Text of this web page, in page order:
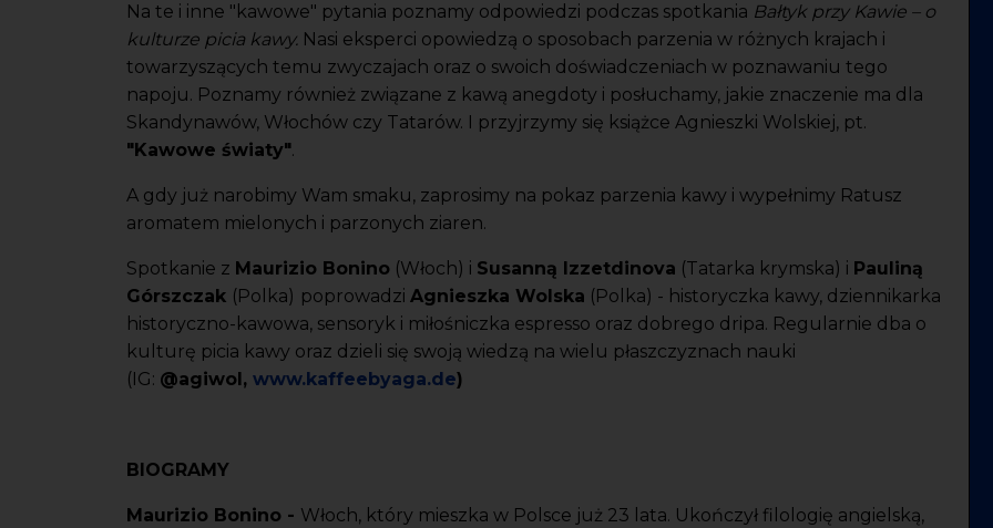
Na te i inne "kawowe" pytania poznamy odpowiedzi podczas spotkania Bałtyk przy Kawie – o
kulturze picia kawy. Nasi eksperci opowiedzą o sposobach parzenia w różnych krajach i
towarzyszących temu zwyczajach oraz o swoich doświadczeniach w poznawaniu tego
napoju. Poznamy również związane z kawą anegdoty i posłuchamy, jakie znaczenie ma dla
Skandynawów, Włochów czy Tatarów. I przyjrzymy się książce Agnieszki Wolskiej, pt.
"Kawowe światy".
A gdy już narobimy Wam smaku, zaprosimy na pokaz parzenia kawy i wypełnimy Ratusz
aromatem mielonych i parzonych ziaren.
Spotkanie z Maurizio Bonino (Włoch) i Susanną Izzetdinova (Tatarka krymska) i Pauliną
Górszczak (Polka) poprowadzi Agnieszka Wolska (Polka) - historyczka kawy, dziennikarka
historyczno-kawowa, sensoryk i miłośniczka espresso oraz dobrego dripa. Regularnie dba o
kulturę picia kawy oraz dzieli się swoją wiedzą na wielu płaszczyznach nauki
(IG: @agiwol, www.kaffeebyaga.de)
BIOGRAMY
Maurizio Bonino - Włoch, który mieszka w Polsce już 23 lata. Ukończył filologię angielską,